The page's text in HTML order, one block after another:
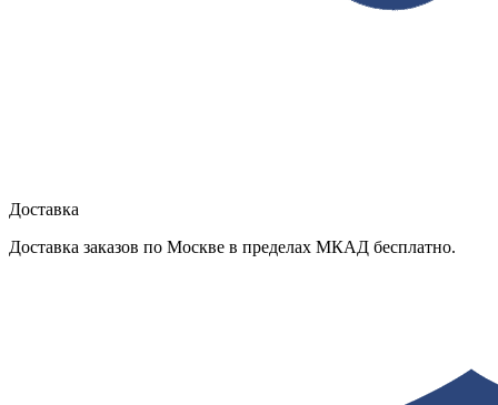
Доставка
Доставка заказов по Москве в пределах МКАД бесплатно.